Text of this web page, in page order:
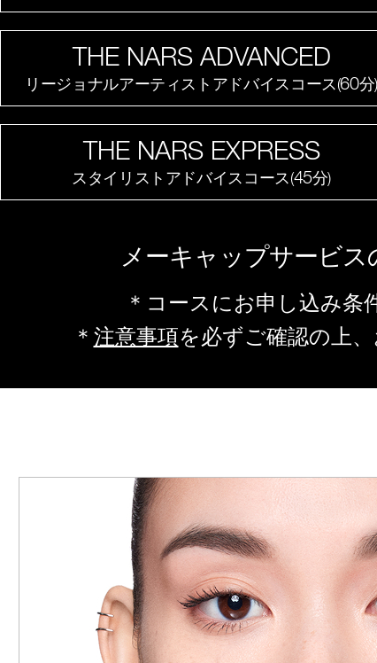
THE NARS ADVANCED
リージョナルアーティストアドバイスコース(60分)
THE NARS EXPRESS
スタイリストアドバイスコース(45分)
メーキャップサービス
コースにお申し込み条
注意事項を必ずご確認の上